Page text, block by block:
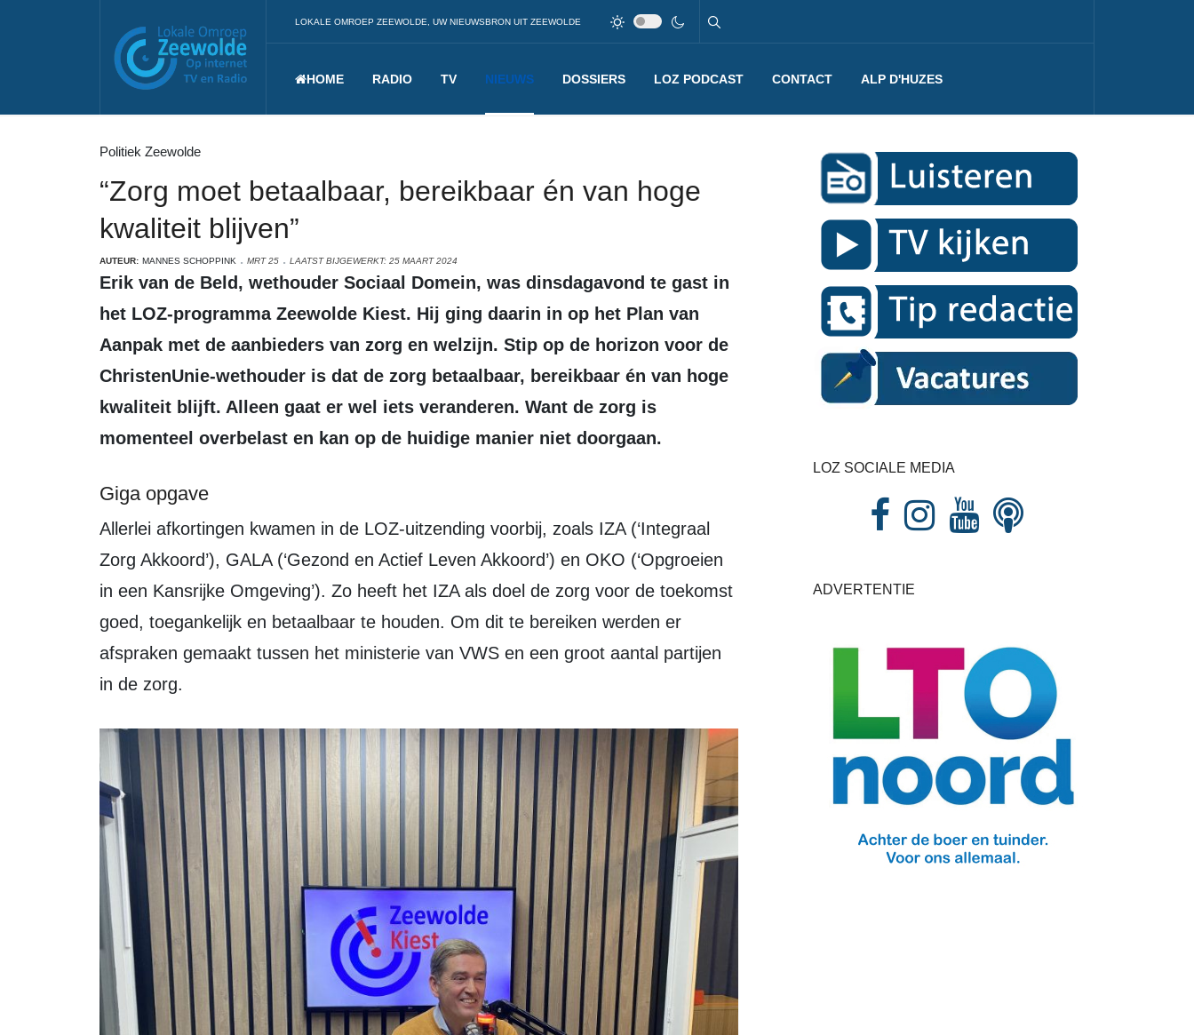
LOKALE OMROEP ZEEWOLDE, UW NIEUWSBRON UIT ZEEWOLDE
HOME RADIO TV NIEUWS DOSSIERS LOZ PODCAST CONTACT ALP D'HUZES
Politiek Zeewolde
“Zorg moet betaalbaar, bereikbaar én van hoge
kwaliteit blijven”
AUTEUR: MANNES SCHOPPINK MRT 25 LAATST BIJGEWERKT: 25 MAART 2024
Erik van de Beld, wethouder Sociaal Domein, was dinsdagavond te gast in
het LOZ-programma Zeewolde Kiest. Hij ging daarin in op het Plan van
Aanpak met de aanbieders van zorg en welzijn. Stip op de horizon voor de
ChristenUnie-wethouder is dat de zorg betaalbaar, bereikbaar én van hoge
kwaliteit blijft. Alleen gaat er wel iets veranderen. Want de zorg is
momenteel overbelast en kan op de huidige manier niet doorgaan.
Giga opgave
Allerlei afkortingen kwamen in de LOZ-uitzending voorbij, zoals IZA (‘Integraal
Zorg Akkoord’), GALA (‘Gezond en Actief Leven Akkoord’) en OKO (‘Opgroeien
in een Kansrijke Omgeving’). Zo heeft het IZA als doel de zorg voor de toekomst
goed, toegankelijk en betaalbaar te houden. Om dit te bereiken werden er
afspraken gemaakt tussen het ministerie van VWS en een groot aantal partijen
in de zorg.
LOZ SOCIALE MEDIA
ADVERTENTIE